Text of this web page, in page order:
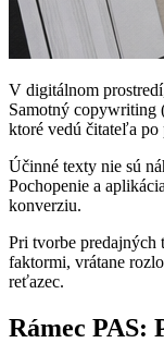
V digitálnom
Samotný copywriting
ktoré vedú čitateľa po
Účinné texty nie sú
Pochopenie a
konverziu.
Pri tvorbe predajných
faktormi, vrátane
reťazec.
Rámec PAS: